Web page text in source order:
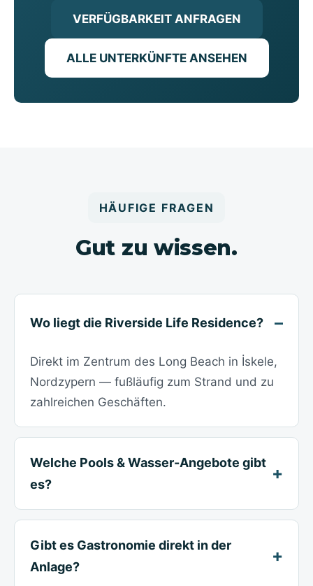
VERFÜGBARKEIT ANFRAGEN
ALLE UNTERKÜNFTE ANSEHEN
HÄUFIGE FRAGEN
Gut zu wissen.
Wo liegt die Riverside Life Residence?
Direkt im Zentrum des Long Beach in İskele,
Nordzypern — fußläufig zum Strand und zu
zahlreichen Geschäften.
Welche Pools & Wasser-Angebote gibt
es?
Gibt es Gastronomie direkt in der
Anlage?